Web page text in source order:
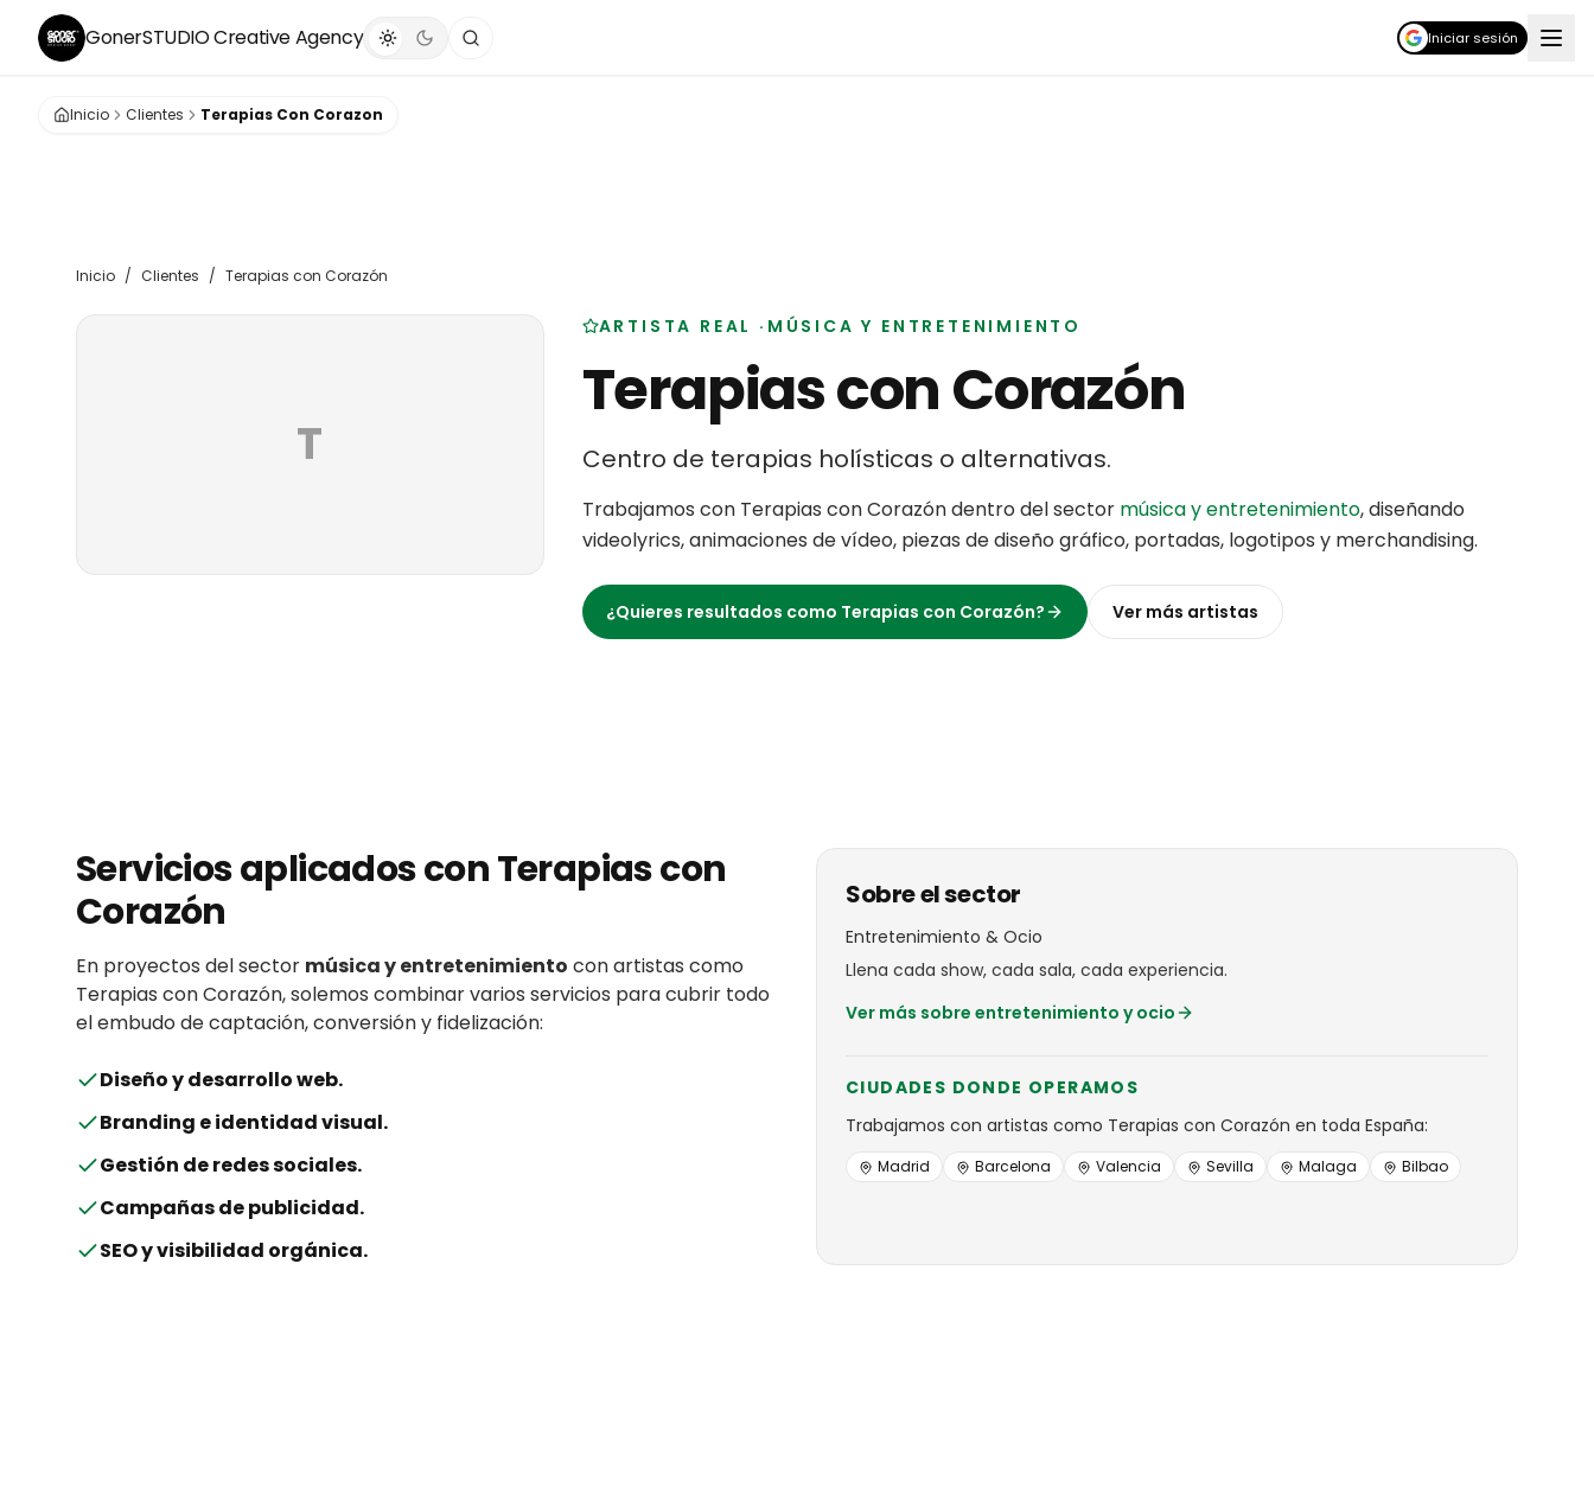
GonerSTUDIOCreative Agency Iniciar sesión
Inicio Clientes Terapias Con Corazon
Inicio / Clientes / Terapias con Corazón
T
ARTISTA REAL · MÚSICA Y ENTRETENIMIENTO
Terapias con Corazón
Centro de terapias holísticas o alternativas.
Trabajamos con Terapias con Corazóndentro del sector música y entretenimiento,diseñando
videolyrics, animaciones de vídeo, piezas de diseño gráfico, portadas, logotipos y merchandising.
¿Quieres resultados como Terapias con Corazón? Ver más artistas
Servicios aplicados conTerapias con
Corazón
En proyectos del sector música y entretenimiento conartistas como
Terapias con Corazón, solemos combinar varios servicios para cubrir todo
el embudo de captación, conversión y fidelización:
Diseño y desarrollo web.
Branding e identidad visual.
Gestión de redes sociales.
Campañas de publicidad.
SEO y visibilidad orgánica.
Sobre el sector
Entretenimiento & Ocio
Llena cada show, cada sala, cada experiencia.
Ver más sobre entretenimiento y ocio
CIUDADES DONDE OPERAMOS
Trabajamos con artistas como Terapias con Corazón en toda España:
Madrid Barcelona Valencia Sevilla Malaga Bilbao